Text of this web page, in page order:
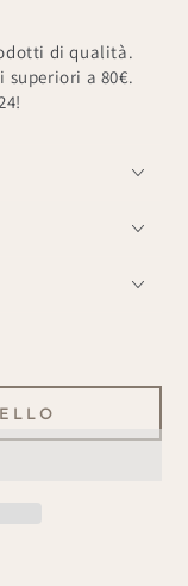
di qualità.
superiori a 80€.